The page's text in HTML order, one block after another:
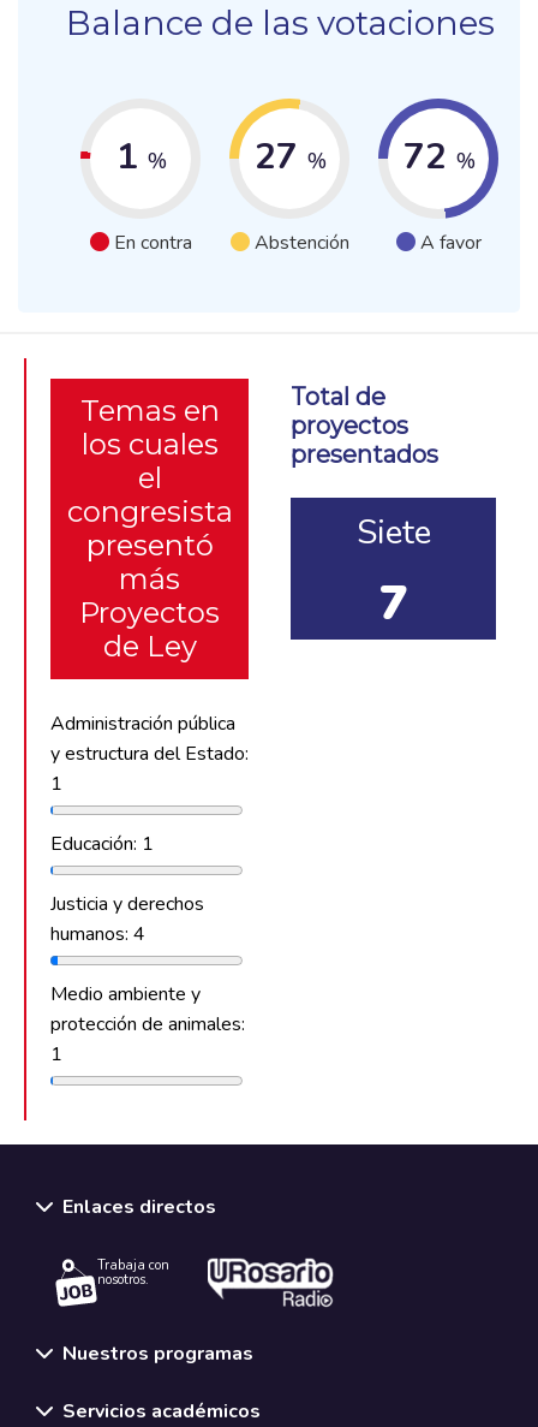
Balance de las votaciones
1 %
En contra
27 %
Abstención
72 %
A favor
Temas en
los cuales
el
congresista
presentó
más
Proyectos
de Ley
Administración pública
y estructura del Estado:
1
Educación: 1
Justicia y derechos
humanos: 4
Medio ambiente y
protección de animales:
1
Total de
proyectos
presentados
Siete
7
Enlaces directos
Trabaja con
nosotros.
Nuestros programas
Servicios académicos